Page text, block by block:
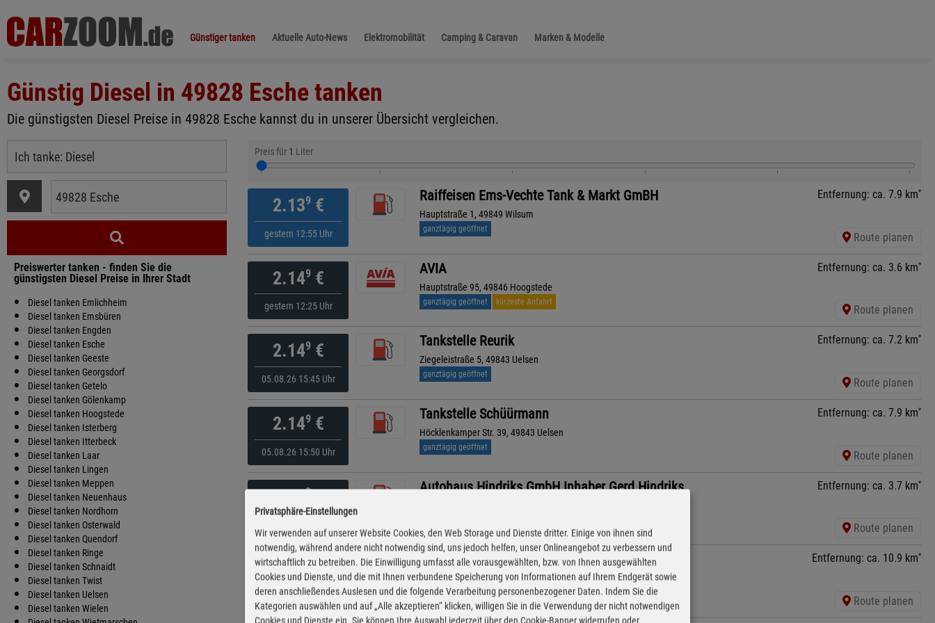
Günstiger tanken Aktuelle Auto-News Elektromobilität Camping & Caravan Marken & Modelle
Günstig Diesel in 49828 Eschetanken
Die günstigsten Diesel Preise in 49828 Esche kannst du in unserer Übersicht vergleichen.
Preiswerter tanken - finden Sie die
günstigsten Diesel Preise in Ihrer Stadt
Diesel tanken Emlichheim
Diesel tanken Emsbüren
Diesel tanken Engden
Diesel tanken Esche
Diesel tanken Geeste
Diesel tanken Georgsdorf
Diesel tanken Getelo
Diesel tanken Gölenkamp
Diesel tanken Hoogstede
Diesel tanken Isterberg
Diesel tanken Itterbeck
Diesel tanken Laar
Diesel tanken Lingen
Diesel tanken Meppen
Diesel tanken Neuenhaus
Diesel tanken Nordhorn
Diesel tanken Osterwald
Diesel tanken Quendorf
Diesel tanken Ringe
Diesel tanken Schnaidt
Diesel tanken Twist
Diesel tanken Uelsen
Diesel tanken Wielen
Preis für 1 Liter
2.139€
gestern 12:55 Uhr
Raiffeisen Ems-Vechte Tank & Markt GmBH
Hauptstraße 1, 49849 Wilsum
ganztägig geöffnet
Entfernung: ca. 7.9 km*
Route planen
2.149€
gestern 12:25 Uhr
AVIA
Hauptstraße 95, 49846 Hoogstede
ganztägig geöffnet kürzeste Anfahrt
Entfernung: ca. 3.6 km*
Route planen
2.149€
05.08.26 15:45 Uhr
Tankstelle Reurik
Ziegeleistraße 5, 49843 Uelsen
ganztägig geöffnet
Entfernung: ca. 7.2 km*
Route planen
2.149€
05.08.26 15:50 Uhr
Tankstelle Schüürmann
Höcklenkamper Str. 39, 49843 Uelsen
ganztägig geöffnet
Entfernung: ca. 7.9 km*
Route planen
2.169€ Autohaus Hindriks GmbH Inhaber Gerd Hindriks Entfernung: ca. 3.7 km*
Route planen
2.169€
gestern 14:50 Uhr
ARAL
Hauptstraße 78, 49824 Emlichheim
ganztägig geöffnet
Entfernung: ca. 10.9 km*
Route planen
Privatsphäre-Einstellungen
Wir verwenden auf unserer Website Cookies, den Web Storage und Dienste dritter. Einige von ihnen sind
notwendig, während andere nicht notwendig sind, uns jedoch helfen, unser Onlineangebot zu verbessern und
wirtschaftlich zu betreiben. Die Einwilligung umfasst alle vorausgewählten, bzw. von Ihnen ausgewählten
Cookies und Dienste, und die mit Ihnen verbundene Speicherung von Informationen auf Ihrem Endgerät sowie
deren anschließendes Auslesen und die folgende Verarbeitung personenbezogener Daten. Indem Sie die
Kategorien auswählen und auf „Alle akzeptieren“ klicken, willigen Sie in die Verwendung der nicht notwendigen
Cookies und Dienste ein. Sie können Ihre Auswahl jederzeit über den Cookie-Banner widerrufen oder